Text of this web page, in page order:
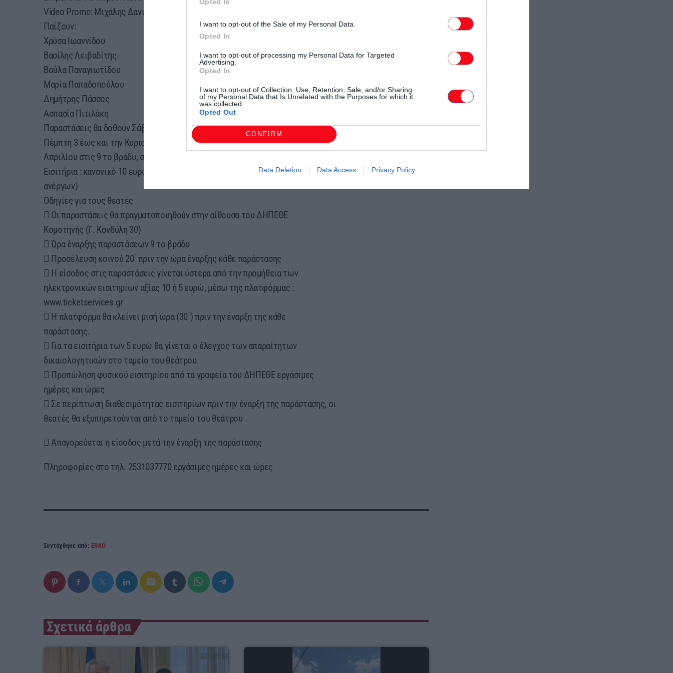
I want to opt-out of the Sale of my Personal Data.
Opted In
I want to opt-out of processing my Personal Data for Targeted
Advertising.
Opted In
I want to opt-out of Collection, Use, Retention, Sale, and/or Sharing
of my Personal Data that Is Unrelated with the Purposes for which it
was collected.
Opted Out
CONFIRM
Data Deletion Data Access Privacy Policy
Video Promo: Μιχάλης Δανιήλ Βαμβακάς
Παίζουν:
Χρύσα Ιωαννίδου
Βασίλης Λειβαδίτης
Βούλα Παναγιωτίδου
Μαρία Παπαδοπούλου
Δημήτρης Πάσσος
Ασπασία Πιτιλάκη
Παραστάσεις θα δοθούν Σάββατο 29 και την Κυριακή 30 Μαρτίου από την
Πέμπτη 3 έως και την Κυριακή 6 και από την Πέμπτη 10 έως και την Κυριακή 13
Απριλίου στις 9 το βράδυ, στην αίθουσα του ΔΗΠΕΘΕ Κομοτηνής.
Εισιτήρια : κανονικό 10 ευρώ, μειωμένο 5 ευρώ (φοιτητικό, μαθητικό,
ανέργων)
Οδηγίες για τους θεατές
 Οι παραστάσεις θα πραγματοποιηθούν στην αίθουσα του ΔΗΠΕΘΕ
Κομοτηνής (Γ. Κονδύλη 30)
 Ώρα έναρξης παραστάσεων 9 το βράδυ
 Προσέλευση κοινού 20΄ πριν την ώρα έναρξης κάθε παράστασης
 Η είσοδος στις παραστάσεις γίνεται ύστερα από την προμήθεια των
ηλεκτρονικών εισιτηρίων αξίας 10 ή 5 ευρώ, μέσω της πλατφόρμας :
www.ticketservices.gr
 Η πλατφόρμα θα κλείνει μισή ώρα (30΄) πριν την έναρξη της κάθε
παράστασης.
 Για τα εισιτήρια των 5 ευρώ θα γίνεται ο έλεγχος των απαραίτητων
δικαιολογητικών στο ταμείο του θεάτρου.
 Προπώληση φυσικού εισιτηρίου από τα γραφεία του ΔΗΠΕΘΕ εργάσιμες
ημέρες και ώρες
 Σε περίπτωση διαθεσιμότητας εισιτηρίων πριν την έναρξη της παράστασης, οι
θεατές θα εξυπηρετούνται από το ταμείο του θεάτρου
 Απαγορεύεται η είσοδος μετά την έναρξη της παράστασης
Πληροφορίες στο τηλ. 2531037770 εργάσιμες ημέρες και ώρες
Συντάχθηκε από: ERKO
email
Σχετικά άρθρα